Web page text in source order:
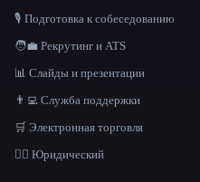
🎙️ Подготовка к собеседованию
🧑‍💼 Рекрутинг и ATS
📊 Слайды и презентации
👨‍💻 Служба поддержки
🛒 Электронная торговля
👩‍⚖️ Юридический